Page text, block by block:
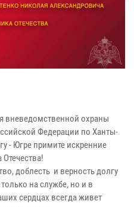
вневедомственной охраны
Федерации по Ханты-
- Югре примите искренние
доблесть и верность долгу
на службе, но и в
сердцах всегда живет